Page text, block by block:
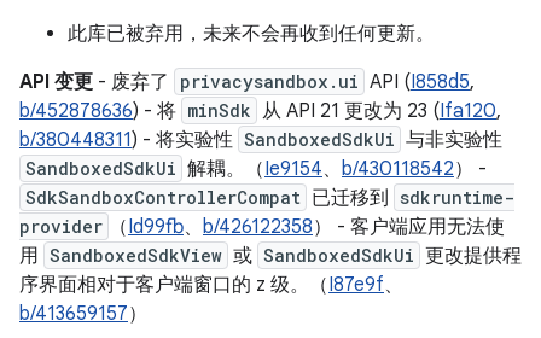
此库已被弃用，未来不会再收到任何更新。
API 变更 - 废弃了 privacysandbox.ui API (I858d5,
b/452878636) - 将 minSdk 从 API 21 更改为 23 (Ifa120,
b/380448311) - 将实验性 SandboxedSdkUi 与非实验性
SandboxedSdkUi 解耦。（Ie9154、 b/430118542） -
SdkSandboxControllerCompat 已迁移到
sdkruntime-
provider
（Id99fb、 b/426122358） - 客户端应用无法使
用 SandboxedSdkView 或 SandboxedSdkUi 更改提供程
序界面相对于客户端窗口的 z 级。（I87e9f、
b/413659157）